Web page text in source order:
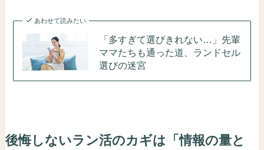
あわせて読みたい
「多すぎて選びきれない…」先輩
ママたちも通った道、ランドセル
選びの迷宮
後悔しないラン活のカギは「情報の量と